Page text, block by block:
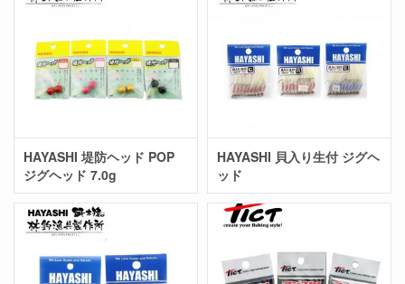
HAYASHI 堤防ヘッド POP
ジグヘッド 7.0g
HAYASHI 貝入り生付 ジグヘ
ッド